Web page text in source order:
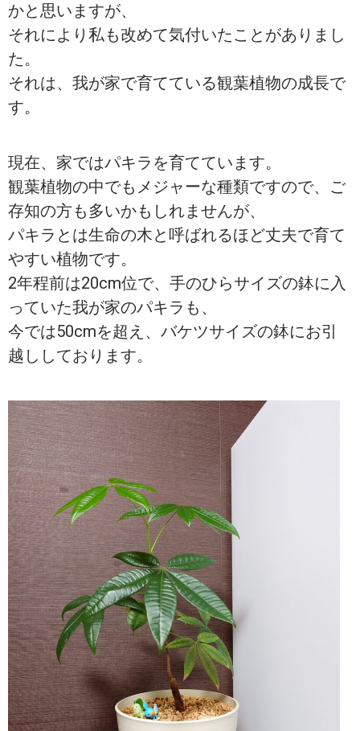
かと思いますが、
それにより私も改めて気付いたことがありまし
た。
それは、我が家で育てている観葉植物の成長で
す。
現在、家ではパキラを育てています。
観葉植物の中でもメジャーな種類ですので、ご
存知の方も多いかもしれませんが、
パキラとは生命の木と呼ばれるほど丈夫で育て
やすい植物です。
2年程前は20cm位で、手のひらサイズの鉢に入
っていた我が家のパキラも、
今では50cmを超え、バケツサイズの鉢にお引
越ししております。